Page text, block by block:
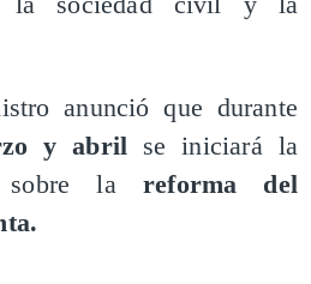
anunció que durante
y abril se iniciará la
sobre la reforma del